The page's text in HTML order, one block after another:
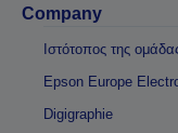
Company
Ιστότοπος της
Epson Europe
Digigraphie